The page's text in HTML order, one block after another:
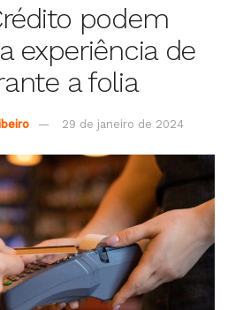
podem
experiência de
a folia
29 de janeiro de 2024